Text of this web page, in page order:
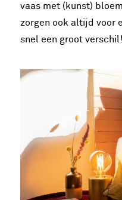
vaas met (kunst)
zorgen ook altijd voor
snel een groot verschil!